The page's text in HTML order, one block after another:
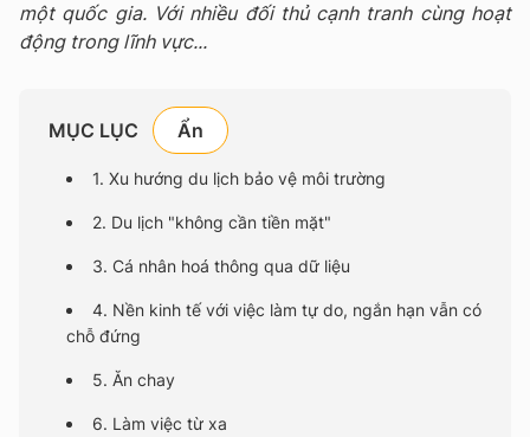
một quốc gia. Với nhiều đối thủ cạnh tranh cùng hoạt
động trong lĩnh vực...
MỤC LỤC
1. Xu hướng du lịch bảo vệ môi trường
2. Du lịch "không cần tiền mặt"
3. Cá nhân hoá thông qua dữ liệu
4. Nền kinh tế với việc làm tự do, ngắn hạn vẫn có
chỗ đứng
5. Ăn chay
6. Làm việc từ xa